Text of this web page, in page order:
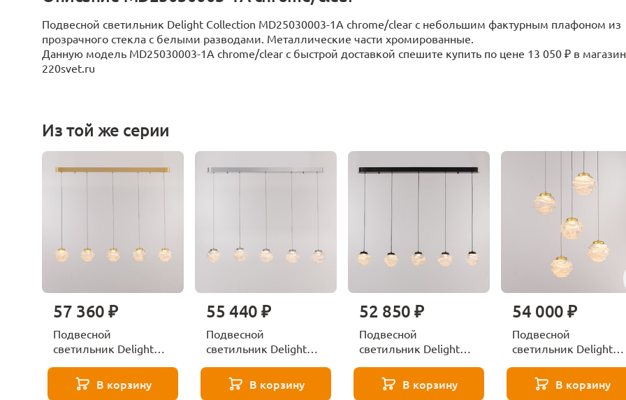
Подвесной светильник Delight Collection MD25030003-1A chrome/clear с небольшим фактурным плафоном из
прозрачного стекла с белыми разводами. Металлические части хромированные.
Данную модель MD25030003-1A chrome/clear с быстрой доставкой спешите купить по цене 13 050 ₽ в
220svet.ru
Из той же серии
57 360 ₽
Подвесной
светильник Delight
MD25030003-5B
gold/clear
В корзину
55 440 ₽
Подвесной
светильник Delight
MD25030003-5B
chrome/clear
В корзину
52 850 ₽
Подвесной
светильник Delight
MD25030003-5B matt
black/clear
В корзину
54 000 ₽
Подвесной
светильник Delight
MD25030003-5A
gold/clear
В корзину